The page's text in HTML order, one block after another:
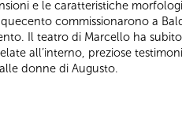
e le caratteristiche
commissionarono a
Il teatro di Marcello ha
all’interno, preziose
donne di Augusto.